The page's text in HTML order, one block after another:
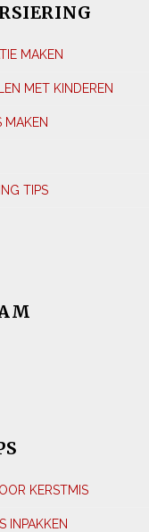
MAKEN
MET KINDEREN
MAKEN
TIPS
KERSTMIS
INPAKKEN